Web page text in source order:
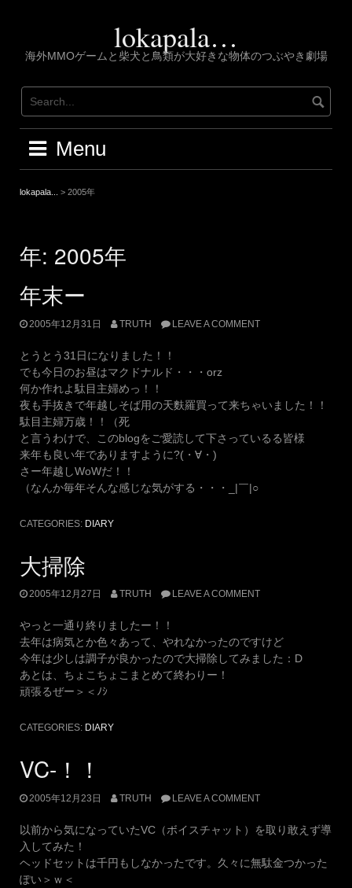
lokapala…
海外MMOゲームと柴犬と鳥類が大好きな物体のつぶやき劇場
Menu
lokapala... > 2005年
年: 2005年
年末ー
2005年12月31日 TRUTH LEAVE A COMMENT
とうとう31日になりました！！
でも今日のお昼はマクドナルド・・・orz
何か作れよ駄目主婦めっ！！
夜も手抜きで年越しそば用の天麩羅買って来ちゃいました！！
駄目主婦万歳！！（死
と言うわけで、このblogをご愛読して下さっているる皆様
来年も良い年でありますように?(・∀・)
さー年越しWoWだ！！
（なんか毎年そんな感じな気がする・・・_|￣|○
CATEGORIES: DIARY
大掃除
2005年12月27日 TRUTH LEAVE A COMMENT
やっと一通り終りましたー！！
去年は病気とか色々あって、やれなかったのですけど
今年は少しは調子が良かったので大掃除してみました：D
あとは、ちょこちょこまとめて終わりー！
頑張るぜー＞＜ﾉｼ
CATEGORIES: DIARY
VC-！！
2005年12月23日 TRUTH LEAVE A COMMENT
以前から気になっていたVC（ボイスチャット）を取り敢えず導
入してみた！
ヘッドセットは千円もしなかったです。久々に無駄金つかった
ぽい＞ｗ＜